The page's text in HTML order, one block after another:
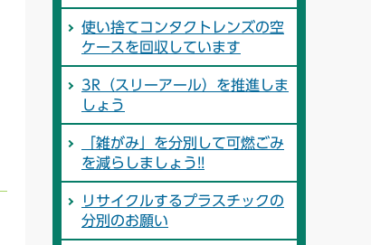
使い捨てコンタクトレンズの空
ケースを回収しています
3R（スリーアール）を推進しま
しょう
「雑がみ」を分別して可燃ごみ
を減らしましょう!!
リサイクルするプラスチックの
分別のお願い